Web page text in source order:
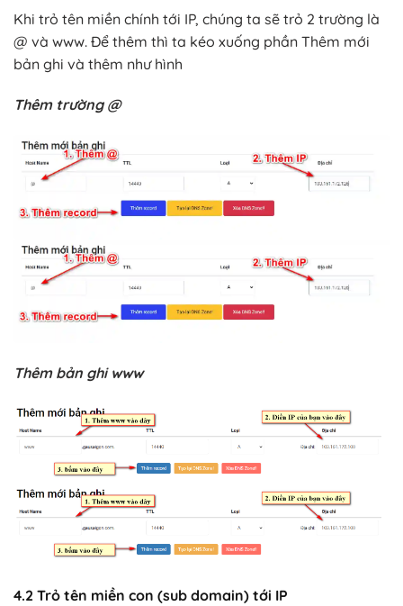
Khi trỏ tên miền chính tới IP, chúng ta sẽ trỏ 2 trường là
@ và www. Để thêm thì ta kéo xuống phần Thêm mới
bản ghi và thêm như hình
Thêm trường @
Thêm bản ghi www
4.2 Trỏ tên miền con (sub domain) tới IP